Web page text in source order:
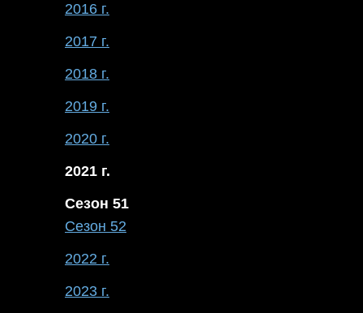
2016 г.
2017 г.
2018 г.
2019 г.
2020 г.
2021 г.
Сезон 51
Сезон 52
2022 г.
2023 г.